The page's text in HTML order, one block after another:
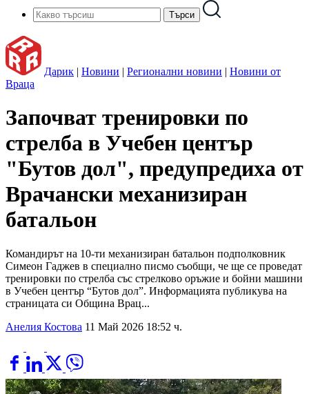
Дарик | Новини | Регионални новини | Новини от
Враца
Започват тренировки по
стрелба в Учебен център
"Бутов дол", предупредиха от
Врачански механизиран
батальон
Командирът на 10-ти механизиран батальон подполковник
Симеон Гаджев в специално писмо съобщи, че ще се проведат
тренировки по стрелба със стрелково оръжие и бойни машини
в Учебен център “Бутов дол”. Информацията публикува на
страницата си Община Врац...
Анелия Костова 11 Май 2026 18:52 ч.